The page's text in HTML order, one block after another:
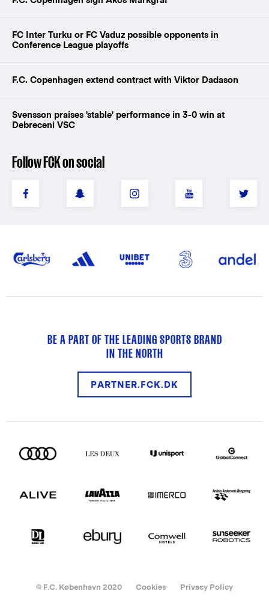
FC Inter Turku or FC Vaduz possible opponents in
Conference League playoffs
F.C. Copenhagen extend contract with Viktor Dadason
Svensson praises 'stable' performance in 3-0 win at
Debreceni VSC
Follow FCK on social
BE A PART OF THE LEADING SPORTS BRAND
IN THE NORTH
PARTNER.FCK.DK
© F.C. København 2020 Cookies Privacy Policy